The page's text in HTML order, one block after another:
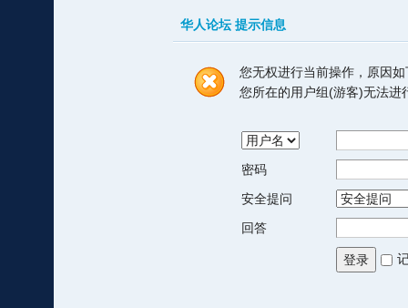
华人论坛 提示信息
您无权进行当前操作，原因如
您所在的用户组(游客)无法进
密码
安全提问
回答
登录